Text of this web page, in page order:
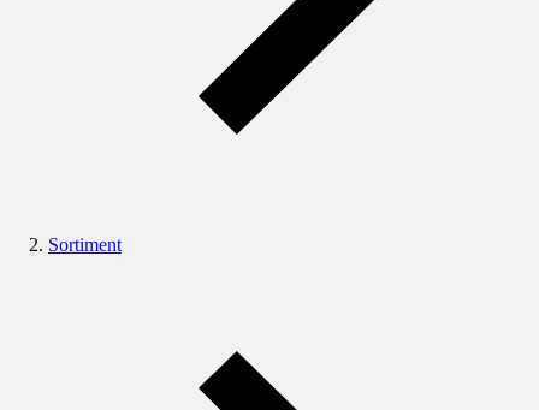
Sortiment